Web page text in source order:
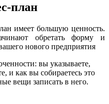
план
имеет большую ценность.
обретать форму и
нового предприятия
вы указываете,
и как вы собираетесь это
вещи записать в него.